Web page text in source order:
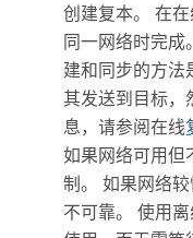
创建复本。 在
同一网络时完成
建和同步的方法
其发送到目标，
息，请参阅在线
如果网络可用但
制。 如果网络
不可靠。 使用